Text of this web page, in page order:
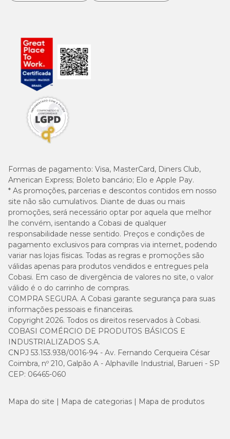
Formas de pagamento: Visa, MasterCard, Diners Club,
American Express; Boleto bancário; Elo e Apple Pay.
* As promoções, parcerias e descontos contidos em nosso
site não são cumulativos. Diante de duas ou mais
promoções, será necessário optar por aquela que melhor
lhe convém, isentando a Cobasi de qualquer
responsabilidade nesse sentido. Preços e condições de
pagamento exclusivos para compras via internet, podendo
variar nas lojas físicas. Todas as regras e promoções são
válidas apenas para produtos vendidos e entregues pela
Cobasi. Em caso de divergência de valores no site, o valor
válido é o do carrinho de compras.
COMPRA SEGURA. A Cobasi garante segurança para suas
informações pessoais e financeiras.
Copyright 2026. Todos os direitos reservados à Cobasi.
COBASI COMÉRCIO DE PRODUTOS BÁSICOS E
INDUSTRIALIZADOS S.A.
CNPJ 53.153.938/0016-94 - Av. Fernando Cerqueira César
Coimbra, nº 210, Galpão A - Alphaville Industrial, Barueri - SP
CEP: 06465-060
Mapa do site Mapa de categorias Mapa de produtos